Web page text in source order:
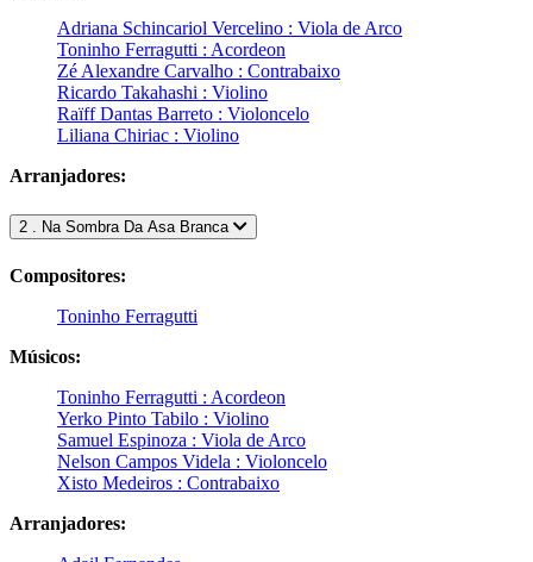
Adriana Schincariol Vercelino : Viola de Arco
Toninho Ferragutti : Acordeon
Zé Alexandre Carvalho : Contrabaixo
Ricardo Takahashi : Violino
Raïff Dantas Barreto : Violoncelo
Liliana Chiriac : Violino
Arranjadores:
2 . Na Sombra Da Asa Branca
Compositores:
Toninho Ferragutti
Músicos:
Toninho Ferragutti : Acordeon
Yerko Pinto Tabilo : Violino
Samuel Espinoza : Viola de Arco
Nelson Campos Videla : Violoncelo
Xisto Medeiros : Contrabaixo
Arranjadores: